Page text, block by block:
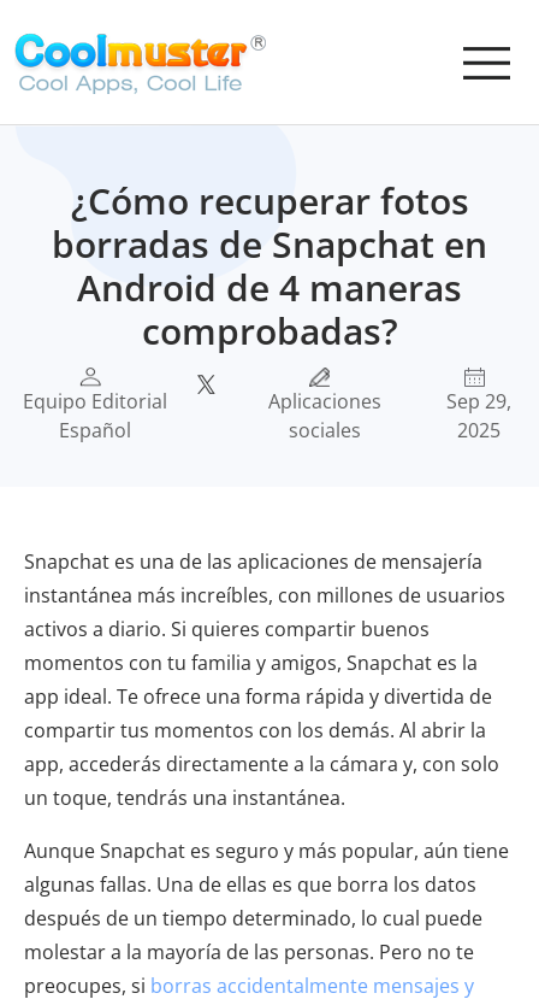
¿Cómo recuperar fotos
borradas de Snapchat en
Android de 4 maneras
comprobadas?
Equipo Editorial
Español
Aplicaciones
sociales
Sep 29,
2025
Snapchat es una de las aplicaciones de mensajería
instantánea más increíbles, con millones de usuarios
activos a diario. Si quieres compartir buenos
momentos con tu familia y amigos, Snapchat es la
app ideal. Te ofrece una forma rápida y divertida de
compartir tus momentos con los demás. Al abrir la
app, accederás directamente a la cámara y, con solo
un toque, tendrás una instantánea.
Aunque Snapchat es seguro y más popular, aún tiene
algunas fallas. Una de ellas es que borra los datos
después de un tiempo determinado, lo cual puede
molestar a la mayoría de las personas. Pero no te
preocupes, si borras accidentalmente mensajes y